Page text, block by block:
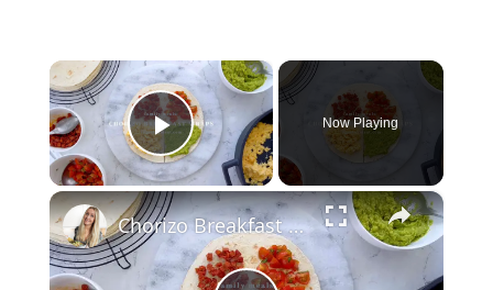
×
Play Video
Now Playing
×
Chorizo Breakfast Wraps